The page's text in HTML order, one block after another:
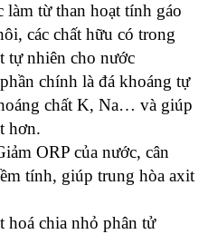
làm từ than hoạt tính gáo
các chất hữu có trong
tự nhiên cho nước
chính là đá khoáng tự
chất K, Na… và giúp
hơn.
ORP của nước, cân
tính, giúp trung hòa axit
hoá chia nhỏ phân tử